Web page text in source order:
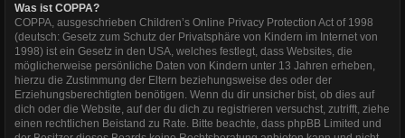
Was ist COPPA?
COPPA, ausgeschrieben Children’s Online Privacy Protection Act of 1998
(deutsch: Gesetz zum Schutz der Privatsphäre von Kindern im Internet von
1998) ist ein Gesetz in den USA, welches festlegt, dass Websites, die
möglicherweise persönliche Daten von Kindern unter 13 Jahren erheben,
hierzu die Zustimmung der Eltern beziehungsweise des oder der
Erziehungsberechtigten benötigen. Wenn du dir unsicher bist, ob dies auf
dich oder die Website, auf der du dich zu registrieren versuchst, zutrifft, ziehe
einen rechtlichen Beistand zu Rate. Bitte beachte, dass phpBB Limited und